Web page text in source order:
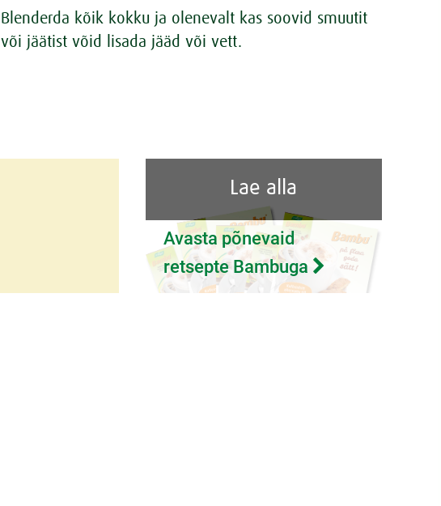
Blenderda kõik kokku ja olenevalt kas soovid smuutit
või jäätist võid lisada jääd või vett.
Lae alla
Avasta põnevaid
retsepte Bambuga